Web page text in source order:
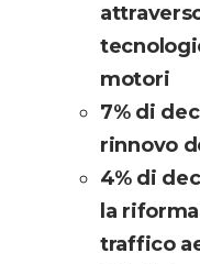
motori
7% di
rinnovo
4% di
la
traffico